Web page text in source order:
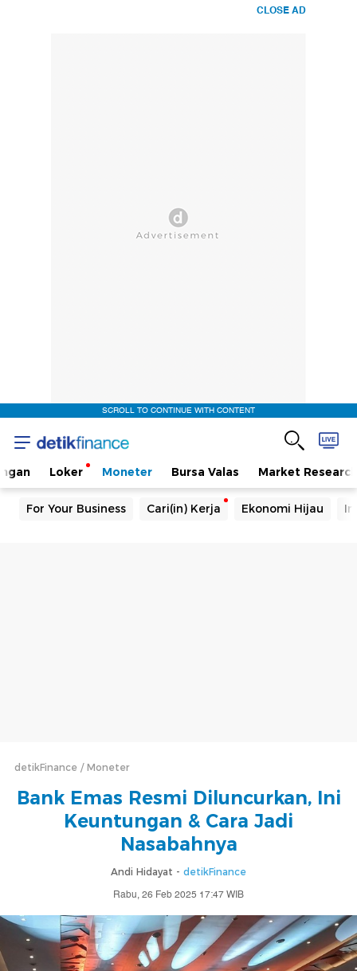
CLOSE AD
SCROLL TO CONTINUE WITH CONTENT
Loker Moneter Bursa Valas Market Research
For Your Business Cari(in) Kerja Ekonomi Hijau
detikFinance Moneter
Bank Emas Resmi Diluncurkan, Ini
Keuntungan & Cara Jadi
Nasabahnya
Andi Hidayat - detikFinance
Rabu, 26 Feb 2025 17:47 WIB